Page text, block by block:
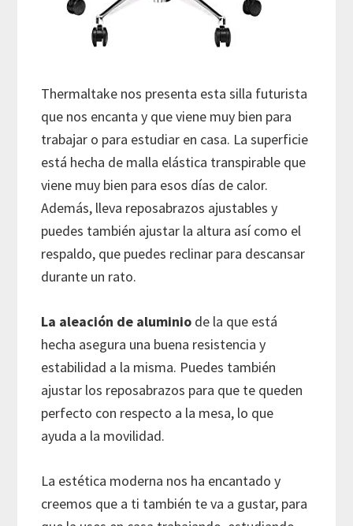
Thermaltake nos presenta esta silla futurista
que nos encanta y que viene muy bien para
trabajar o para estudiar en casa. La superficie
está hecha de malla elástica transpirable que
viene muy bien para esos días de calor.
Además, lleva reposabrazos ajustables y
puedes también ajustar la altura así como el
respaldo, que puedes reclinar para descansar
durante un rato.
La aleación de aluminio de la que está
hecha asegura una buena resistencia y
estabilidad a la misma. Puedes también
ajustar los reposabrazos para que te queden
perfecto con respecto a la mesa, lo que
ayuda a la movilidad.
La estética moderna nos ha encantado y
creemos que a ti también te va a gustar, para